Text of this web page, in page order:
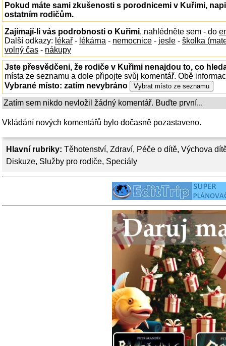
Hlavní rubriky: Těhotenství, Zdraví, Péče o dítě, Výchova
Diskuze, Služby pro rodiče, Speciály
Pokud máte sami zkušenosti s porodnicemi v Kuřimi,
ostatním rodičům.
Zajímají-li vás podrobnosti o Kuřimi, nahlédněte sem - do
Další odkazy: lékař - lékárna - nemocnice - jesle - školka
volný čas - nákupy
Jste přesvědčeni, že rodiče v Kuřimi nenajdou to, co
místa ze seznamu a dole připojte svůj komentář. Obě
Vybrané místo: zatím nevybráno
Zatím sem nikdo nevložil žádný komentář. Buďte první...
Vkládání nových komentářů bylo dočasně pozastaveno.